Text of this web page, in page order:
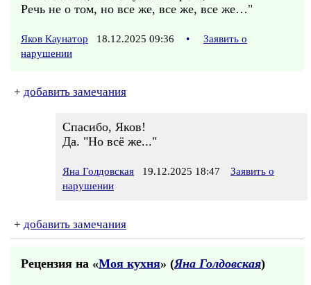
Речь не о том, но все же, все же, все же…"
Яков Каунатор 18.12.2025 09:36 •
Заявить о
нарушении
+ добавить замечания
Спасибо, Яков!
Да. "Но всё же..."
Яна Голдовская 19.12.2025 18:47
Заявить о
нарушении
+ добавить замечания
Рецензия на «Моя кухня» (Яна Голдовская)